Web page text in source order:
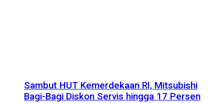
Sambut HUT Kemerdekaan RI, Mitsubishi
Bagi-Bagi Diskon Servis hingga 17 Persen